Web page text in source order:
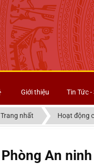
Giới thiệu
Tin Tức -
Trang nhất Hoạt động
Phòng An